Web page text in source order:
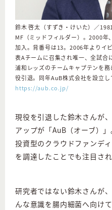
鈴木 啓太（すずき・けいた）／
MF（ミッドフィルダー）。2000年
加入。背番号は13。2006年よりイ
表Aチームに召集され唯一、全試合
浦和レッズのチームキャプテンを
役引退。同年AuB株式会社を設立し
https://aub.co.jp/
現役を引退した鈴木さんが
アップが「AuB（オーブ）
投資型のクラウドファンデ
を調達したことでも注目され
研究者ではない鈴木さんが
んな意識を腸内細菌へ向け